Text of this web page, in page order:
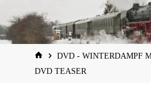
START
DVD - WINTERDAMPF
DVD TEASER